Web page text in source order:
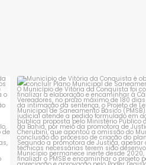
Município de Vitória da
obrigado a...
1 0